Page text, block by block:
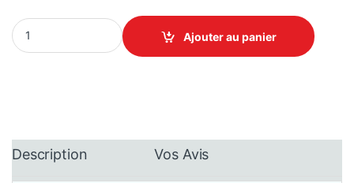
10kVA - APC Easy UPS SRV SRV10KI –Onduleur On-line 10 kW
Ajouter au panier
Description Vos Avis